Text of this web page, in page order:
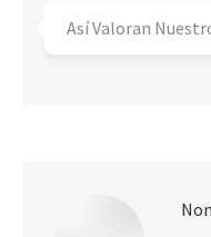
Así Valoran